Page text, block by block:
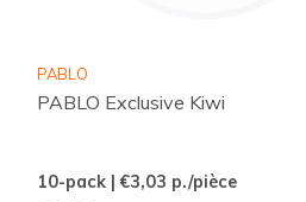
PABLO
PABLO Exclusive Kiwi
10-pack | €3,03 p./pièce